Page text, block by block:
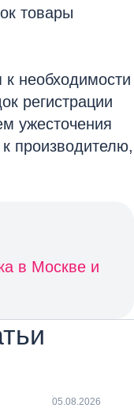
товары
к необходимости
регистрации
ужесточения
производителю,
в Москве и
05.08.2026